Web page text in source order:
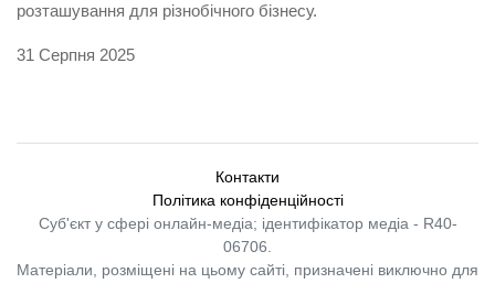
розташування для різнобічного бізнесу.
31 Серпня 2025
Контакти
Політика конфіденційності
Суб'єкт у сфері онлайн-медіа; ідентифікатор медіа - R40-
06706.
Матеріали, розміщені на цьому сайті, призначені виключно для